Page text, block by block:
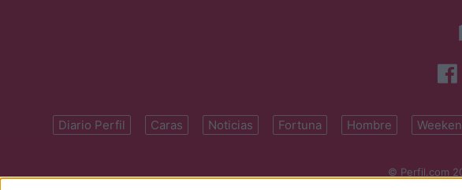
Diario Perfil Caras Noticias Fortuna Hombre
© Perfil.com